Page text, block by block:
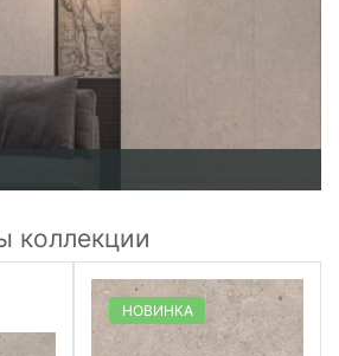
коллекции
НОВИНКА